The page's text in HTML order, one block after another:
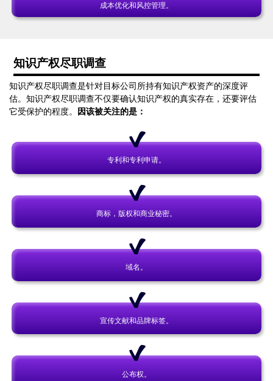
成本优化和风控管理。
知识产权尽职调查
知识产权尽职调查是针对目标公司所持有知识产权资产的深度评
估。知识产权尽职调查不仅要确认知识产权的真实存在，还要评估
它受保护的程度。
因该被关注的是：
专利和专利申请。
商标，版权和商业秘密。
域名。
宣传文献和品牌标签。
公布权。